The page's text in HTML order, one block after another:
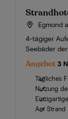
Egmond
4-tägiger
Seebäder
Angebot 3
Tägliches
Nutzung
Am Strand